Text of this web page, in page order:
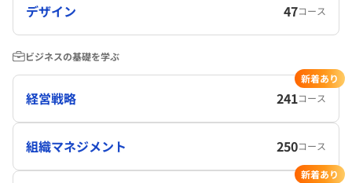
デザイン 47コース
ビジネスの基礎を学ぶ
経営戦略 241コース
新着あり
組織マネジメント 250コース
新着あり